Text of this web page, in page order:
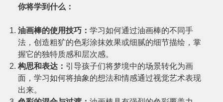
你将学到什么：
油画棒的使用技巧： 学习如何通过油画棒的不同手
法，创造粗犷的色彩涂抹效果或细腻的细节描绘，掌
握它的独特质感和层次感。
构思和表达： 引导孩子们将梦境中的场景转化为画
面，学习如何将抽象的想法和情感通过视觉艺术表现
出来。